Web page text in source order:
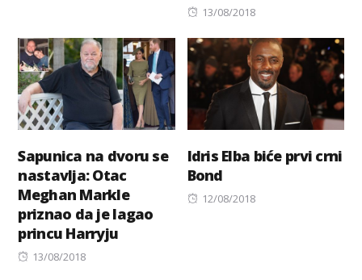
Posted
13/08/2018
Sapunica na dvoru se
nastavlja: Otac
Meghan Markle
priznao da je lagao
princu Harryju
Posted
13/08/2018
Idris Elba biće prvi crni
Bond
Posted
12/08/2018